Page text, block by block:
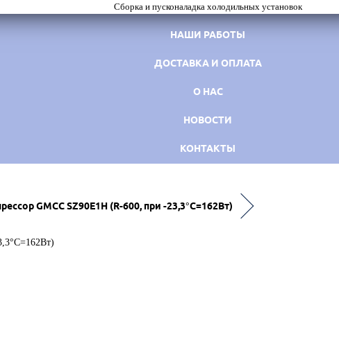
Сборка и пусконаладка холодильных установок
НАШИ РАБОТЫ
ДОСТАВКА И ОПЛАТА
О НАС
НОВОСТИ
КОНТАКТЫ
GMCC SZ90E1H (R-600, при -23,3°C=162Вт)